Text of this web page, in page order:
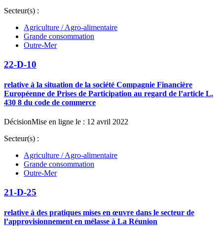
Secteur(s) :
Agriculture / Agro-alimentaire
Grande consommation
Outre-Mer
22-D-10
relative à la situation de la société Compagnie Financière
Européenne de Prises de Participation au regard de l’article L.
430 8 du code de commerce
DécisionMise en ligne le : 12 avril 2022
Secteur(s) :
Agriculture / Agro-alimentaire
Grande consommation
Outre-Mer
21-D-25
relative à des pratiques mises en œuvre dans le secteur de
l’approvisionnement en mélasse à La Réunion